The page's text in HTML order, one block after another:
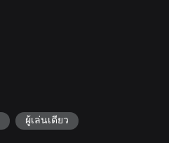
ผู้เล่นเดียว